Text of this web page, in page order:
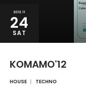
2012.11
24
SAT
KOMAMO'12
HOUSE TECHNO